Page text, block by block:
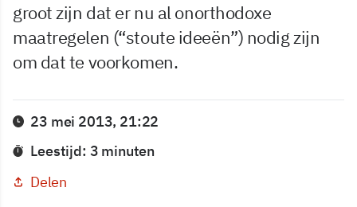
groot zijn dat er nu al onorthodoxe
maatregelen (“stoute ideeën”) nodig zijn
om dat te voorkomen.
23 mei 2013, 21:22
Leestijd: 3 minuten
Delen